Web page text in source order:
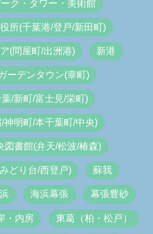
ク・タワー・美術館
所(千葉港/登戸/新田町)
(問屋町/出洲港) 新港
ーデンタウン(幸町)
/新町/富士見/栄町)
神明町/本千葉町/中央)
図書館(弁天/松波/椿森)
どり台/西登戸) 蘇我
海浜幕張 幕張豊砂
・内房 東葛（柏・松戸）